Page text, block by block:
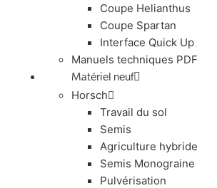
Coupe Helianthus
Coupe Spartan
Interface Quick Up
Manuels techniques PDF
Matériel neuf
Horsch
Travail du sol
Semis
Agriculture hybride
Semis Monograine
Pulvérisation